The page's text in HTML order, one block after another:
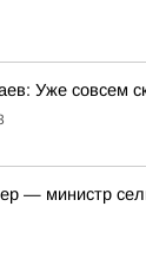
Уже совсем
— министр